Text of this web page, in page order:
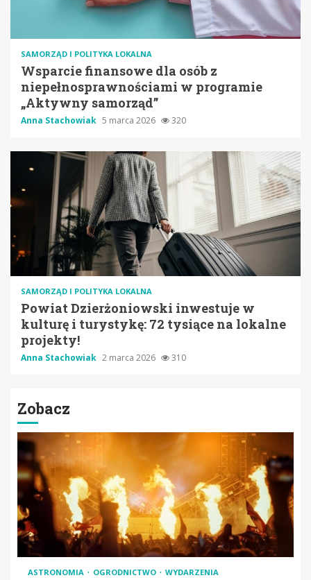
SAMORZĄD I POLITYKA LOKALNA
Wsparcie finansowe dla osób z
niepełnosprawnościami w programie
„Aktywny samorząd”
Anna Stachowiak 5 marca 2026 320
SAMORZĄD I POLITYKA LOKALNA
Powiat Dzierżoniowski inwestuje w
kulturę i turystykę: 72 tysiące na lokalne
projekty!
Anna Stachowiak 2 marca 2026 310
Zobacz
ASTRONOMIA OGRODNICTWO WYDARZENIA